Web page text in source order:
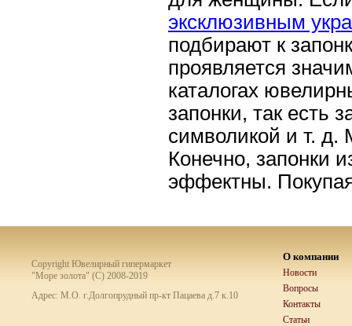
эксклюзивным
подбирают к
проявляется
каталогах
запонки, так есть
символикой и т.
Конечно, запонки
эффектны.
Copyright Ювелирный гипермаркет
"Море золота" (C) 2008-2019
Адрес: М.О. г.Долгопрудный пр-кт Пацаева д.7 к.10
О компании
Новости
Вопросы
Контакты
Статьи